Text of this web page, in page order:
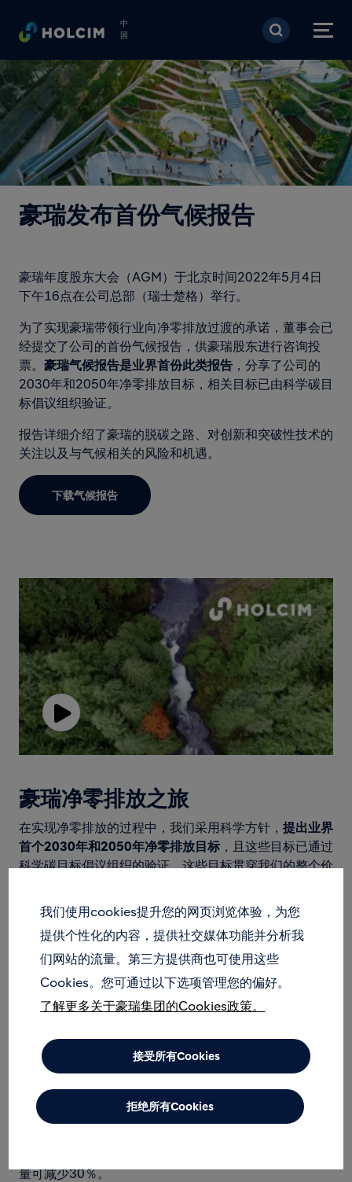
跳转到主要内容
中
国
豪瑞发布首份气候报告
豪瑞年度股东大会（AGM）于北京时间2022年5月4日
下午16点在公司总部（瑞士楚格）举行。
为了实现豪瑞带领行业向净零排放过渡的承诺，董事会已
经提交了公司的首份气候报告，供豪瑞股东进行咨询投
票。 豪瑞气候报告是业界首份此类报告 ，分享了公司的
2030年和2050年净零排放目标，相关目标已由科学碳目
标倡议组织验证。
报告详细介绍了豪瑞的脱碳之路、对创新和突破性技术的
关注以及与气候相关的风险和机遇。
下载气候报告
Play
豪瑞净零排放之旅
在实现净零排放的过程中，我们采用科学方针， 提出业界
首个2030年和2050年净零排放目标 ，且这些目标已通过
科学碳目标倡议组织的验证。这些目标贯穿我们的整个价
建筑环境的二氧化碳排放量占当今世界二氧化碳排放量的
38％，其中30％在施工阶段产生，70％在建筑使用过程
中产生。在实现净零排放的过程中，我们致力于在建筑的
整个生命周期中发挥作用，加快行业脱碳。
在实现净零排放的过程中，我们关注四个关键的行动工
计和系统、推动循环经济和部署下一代技术。
绿色建筑的大规模建设
量可减少30％。
我们使用cookies提升您的网页浏览体验，为您
提供个性化的内容，提供社交媒体功能并分析我
们网站的流量。第三方提供商也可使用这些
Cookies。您可通过以下选项管理您的偏好。
了解更多关于豪瑞集团的Cookies政策。
接受所有Cookies
拒绝所有Cookies